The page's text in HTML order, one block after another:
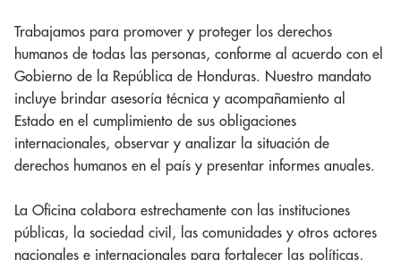
Trabajamos para promover y proteger los derechos
humanos de todas las personas, conforme al acuerdo con el
Gobierno de la República de Honduras. Nuestro mandato
incluye brindar asesoría técnica y acompañamiento al
Estado en el cumplimiento de sus obligaciones
internacionales, observar y analizar la situación de
derechos humanos en el país y presentar informes anuales.
La Oficina colabora estrechamente con las instituciones
públicas, la sociedad civil, las comunidades y otros actores
nacionales e internacionales para fortalecer las políticas,